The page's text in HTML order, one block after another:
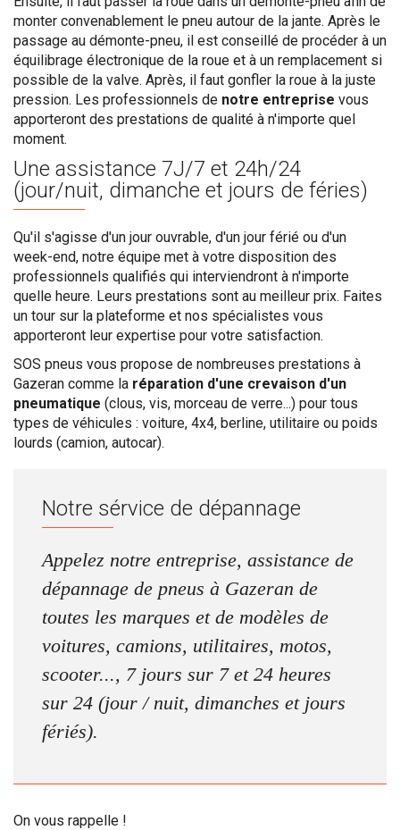
monter convenablement le pneu autour de la jante. Après le
passage au démonte-pneu, il est conseillé de procéder à un
équilibrage électronique de la roue et à un remplacement si
possible de la valve. Après, il faut gonfler la roue à la juste
pression. Les professionnels de notre entreprise vous
apporteront des prestations de qualité à n'importe quel
moment.
Une assistance 7J/7 et 24h/24
(jour/nuit, dimanche et jours de féries)
Qu'il s'agisse d'un jour ouvrable, d'un jour férié ou d'un
week-end, notre équipe met à votre disposition des
professionnels qualifiés qui interviendront à n'importe
quelle heure. Leurs prestations sont au meilleur prix. Faites
un tour sur la plateforme et nos spécialistes vous
apporteront leur expertise pour votre satisfaction.
SOS pneus vous propose de nombreuses prestations à
Gazeran comme la réparation d'une crevaison d'un
pneumatique (clous, vis, morceau de verre...) pour tous
types de véhicules : voiture, 4x4, berline, utilitaire ou poids
lourds (camion, autocar).
Notre sérvice de dépannage
Appelez notre entreprise, assistance de
dépannage de pneus à Gazeran de
toutes les marques et de modèles de
voitures, camions, utilitaires, motos,
scooter..., 7 jours sur 7 et 24 heures
sur 24 (jour / nuit, dimanches et jours
fériés).
On vous rappelle !